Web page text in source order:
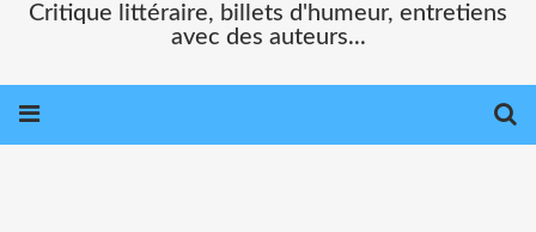
Critique littéraire, billets d'humeur, entretiens
avec des auteurs...